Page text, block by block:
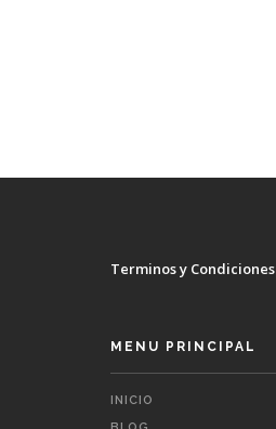
Terminos y Condiciones
MENU PRINCIPAL
INICIO